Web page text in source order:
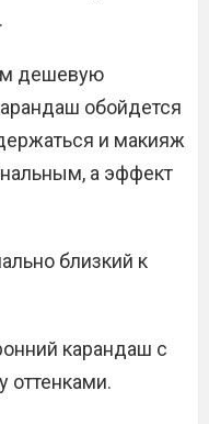
дешевую
обойдется
и макияж
а эффект
близкий к
карандаш с
оттенками.